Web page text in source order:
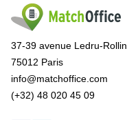
37-39 avenue Ledru-Rollin
75012 Paris
info@matchoffice.com
(+32) 48 020 45 09